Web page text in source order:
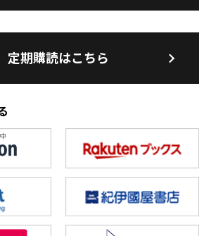
定期購読はこちら